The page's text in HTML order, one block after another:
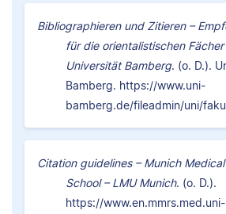
Bibliographieren und Zitieren –
für die orientalistischen
Universität Bamberg. (o. D.).
Bamberg. https://www.uni-
bamberg.de/fileadmin/uni/
Citation guidelines – Munich
School – LMU Munich. (o. D.).
https://www.en.mmrs.med.uni-